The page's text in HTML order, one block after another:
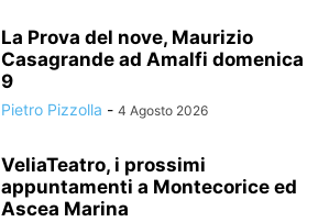
La Prova del nove, Maurizio
Casagrande ad Amalfi domenica
9
Pietro Pizzolla - 4 Agosto 2026
VeliaTeatro, i prossimi
appuntamenti a Montecorice ed
Ascea Marina